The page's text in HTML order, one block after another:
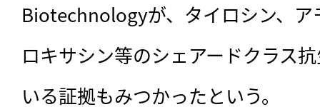
Biotechnologyが、タイロシン、ア
ロキサシン等のシェアードクラス
いる証拠もみつかったという。